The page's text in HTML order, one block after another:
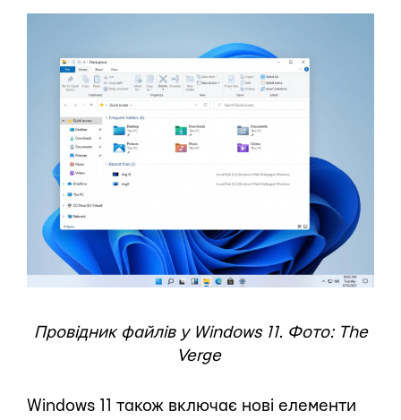
Провідник файлів у Windows 11. Фото: The
Verge
Windows 11 також включає нові елементи